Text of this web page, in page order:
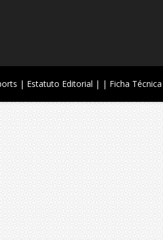
| Estatuto Editorial | | Ficha